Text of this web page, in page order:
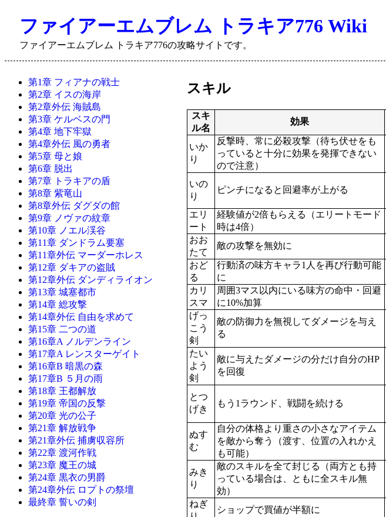
ファイアーエムブレム トラキア776 Wiki
ファイアーエムブレム トラキア776の攻略サイトです。
第1章 フィアナの戦士
第2章 イスの海岸
第2章外伝 海賊島
第3章 ケルベスの門
第4章 地下牢獄
第4章外伝 風の勇者
第5章 母と娘
第6章 脱出
第7章 トラキアの盾
第8章 紫竜山
第8章外伝 ダグダの館
第9章 ノヴァの紋章
第10章 ノエル渓谷
第11章 ダンドラム要塞
第11章外伝 マーダーホレス
第12章 ダキアの盗賊
第12章外伝 ダンディライオン
第13章 城塞都市
第14章 総攻撃
第14章外伝 自由を求めて
第15章 二つの道
第16章A ノルデンライン
第17章A レンスターゲイト
第16章B 暗黒の森
第17章B ５月の雨
第18章 王都解放
第19章 帝国の反撃
第20章 光の公子
第21章 解放戦争
第21章外伝 捕虜収容所
第22章 渡河作戦
第23章 魔王の城
第24章 黒衣の男爵
第24章外伝 ロプトの祭壇
最終章 誓いの剣
スキル
スキ
ル名
効果
いか
り
反撃時、常に必殺攻撃（待ち伏せをも
っていると十分に効果を発揮できない
ので注意）
いの
り
ピンチになると回避率が上がる
エリ
ート
経験値が2倍もらえる（エリートモード
時は4倍）
おお
たて
敵の攻撃を無効に
おど
る
行動済の味方キャラ1人を再び行動可能
に
カリ
スマ
周囲3マス以内にいる味方の命中・回避
に10%加算
げっ
こう
剣
敵の防御力を無視してダメージを与え
る
たい
よう
剣
敵に与えたダメージの分だけ自分のHP
を回復
とつ
げき
もう1ラウンド、戦闘を続ける
ぬす
む
自分の体格より重さの小さなアイテム
を敵から奪う（渡す、位置の入れかえ
も可能）
みき
り
敵のスキルを全て封じる（両方とも持
っている場合は、ともに全スキル無
効）
ねぎ
ショップで買値が半額に